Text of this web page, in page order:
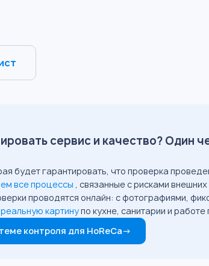
сервис и качество? Один
будет гарантировать, что проверка
все процессы , связанные с рисками
проводятся онлайн: с фотографиями,
картинупо кухне, санитарии и работе
контроля для HoReCa→